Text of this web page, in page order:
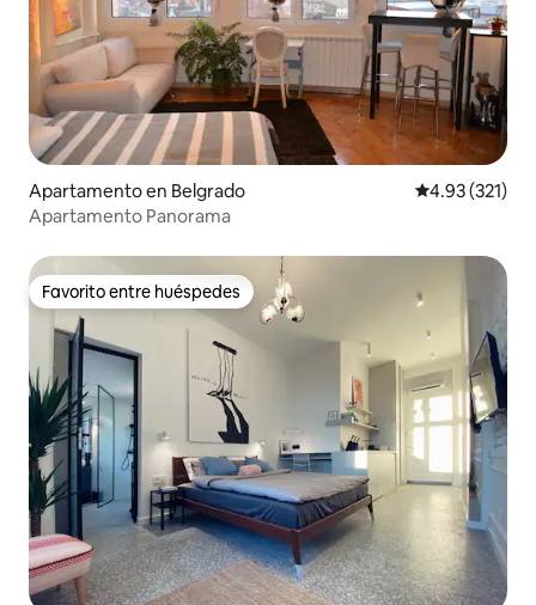
Apartamento en Belgrado Calificación
4.93 (321)
Apartamento Panorama
Favorito entre huéspedes
Favorito entre huéspedes